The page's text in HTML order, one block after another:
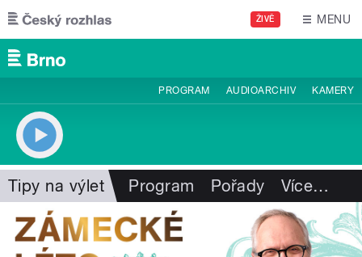
Přejít k hlavnímu obsahu
ŽIVĚ MENU
PROGRAM AUDIOARCHIV KAMERY
Tipy na výlet Program Pořady Více…